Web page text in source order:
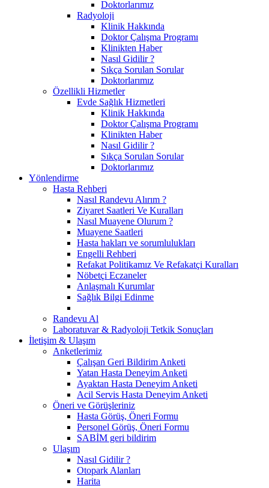
Doktorlarımız
Radyoloji
Klinik Hakkında
Doktor Çalışma Programı
Klinikten Haber
Nasıl Gidilir ?
Sıkça Sorulan Sorular
Doktorlarımız
Özellikli Hizmetler
Evde Sağlık Hizmetleri
Klinik Hakkında
Doktor Çalışma Programı
Klinikten Haber
Nasıl Gidilir ?
Sıkça Sorulan Sorular
Doktorlarımız
Yönlendirme
Hasta Rehberi
Nasıl Randevu Alırım ?
Ziyaret Saatleri Ve Kuralları
Nasıl Muayene Olurum ?
Muayene Saatleri
Hasta hakları ve sorumlulukları
Engelli Rehberi
Refakat Politikamız Ve Refakatçi Kuralları
Nöbetçi Eczaneler
Anlaşmalı Kurumlar
Sağlık Bilgi Edinme
Randevu Al
Laboratuvar & Radyoloji Tetkik Sonuçları
İletişim & Ulaşım
Anketlerimiz
Çalışan Geri Bildirim Anketi
Yatan Hasta Deneyim Anketi
Ayaktan Hasta Deneyim Anketi
Acil Servis Hasta Deneyim Anketi
Öneri ve Görüşleriniz
Hasta Görüş, Öneri Formu
Personel Görüş, Öneri Formu
SABİM geri bildirim
Ulaşım
Nasıl Gidilir ?
Otopark Alanları
Harita